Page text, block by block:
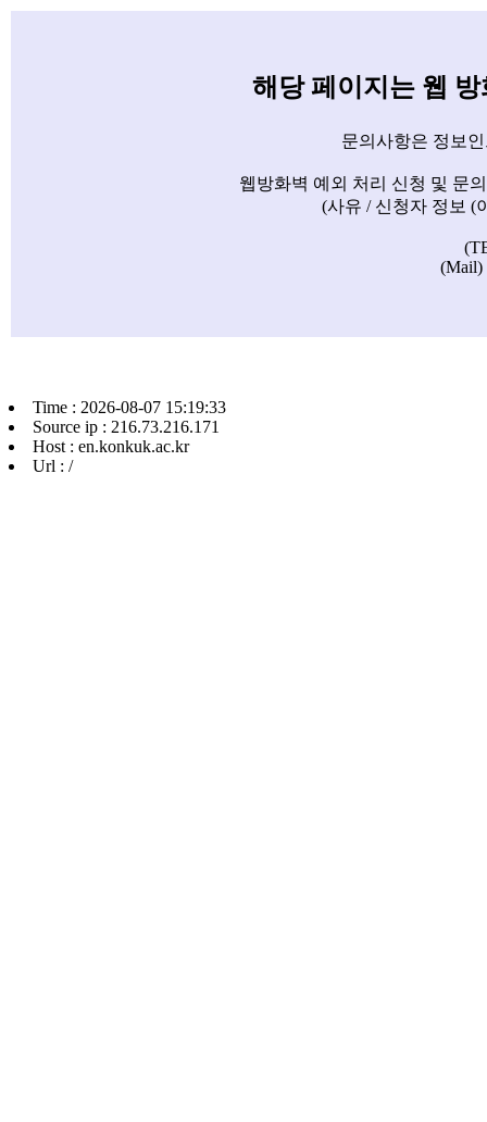
해당 페이지는 웹
문의사항은 정보
웹방화벽 예외 처리 신청 및 문
(사유 / 신청자 정보 (
(Mail)
Time : 2026-08-07 15:19:33
Source ip : 216.73.216.171
Host : en.konkuk.ac.kr
Url : /